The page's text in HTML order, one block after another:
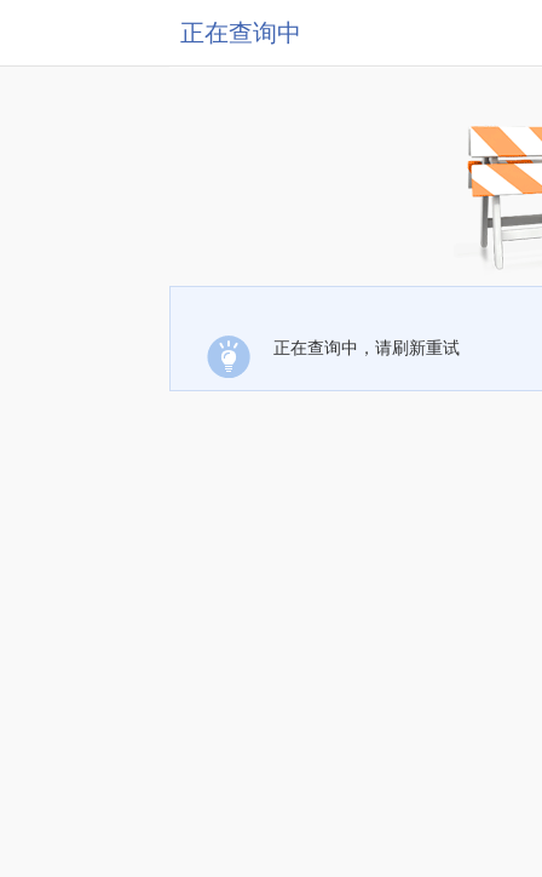
正在查询中
正在查询中，请刷新重试